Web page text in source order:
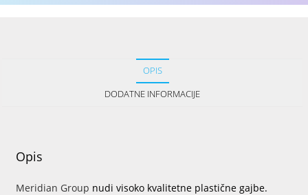
OPIS
DODATNE INFORMACIJE
Opis
Meridian Group nudi visoko kvalitetne plastične gajbe.